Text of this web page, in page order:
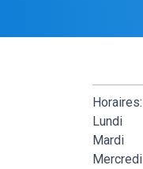
Horaires:
Lundi
Mardi
Mercredi